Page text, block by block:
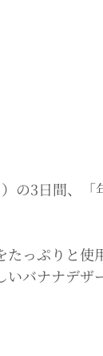
の3日間、
っぷりと
バナナデザ